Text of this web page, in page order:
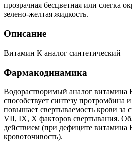
прозрачная бесцветная или слегка
зелено-желтая жидкость.
Описание
Витамин К аналог синтетический
Фармакодинамика
Водорастворимый аналог витамина
способствует синтезу протромбина
повышает свертываемость крови за
VII, IX, X факторов свертывания.
действием (при дефиците витамина
кровоточивость).